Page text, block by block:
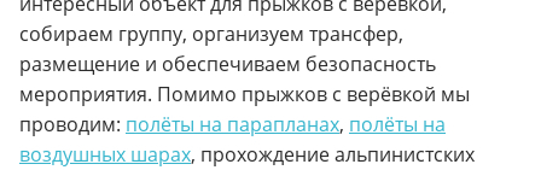
собираем группу, организуем трансфер,
размещение и обеспечиваем безопасность
мероприятия. Помимо прыжков с верёвкой мы
проводим: полёты на парапланах, полёты на
воздушных шарах, прохождение альпинистских